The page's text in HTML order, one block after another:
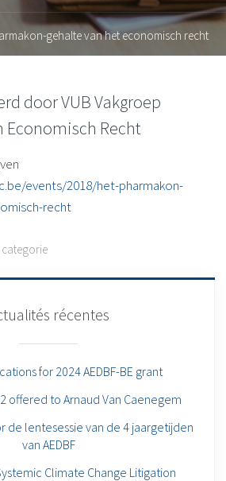
gehalte van het economisch recht
door VUB Vakgroep
Economisch Recht
events/2018/het-pharmakon-
recht
categorie
récentes
for 2024 AEDBF-BE grant
offered to Arnaud Van Caenegem
de lentesessie van de 4 jaargetijden
van AEDBF
Climate Change Litigation